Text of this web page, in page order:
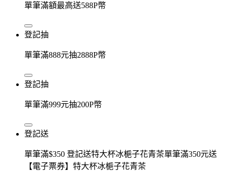
單筆滿額最高送588P幣
登記抽
單筆滿888元抽2888P幣
登記抽
單筆滿999元抽200P幣
登記送
單筆滿$350 登記送特大杯冰梔子花青茶單筆滿350元送
【電子票券】特大杯冰梔子花青茶